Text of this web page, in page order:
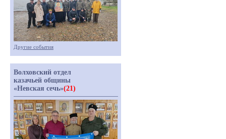
Другие события
Волховский отдел
казачьей общины
«Невская сечь»(21)